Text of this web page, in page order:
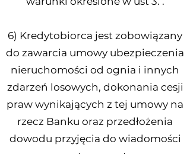
6) Kredytobiorca jest zobowiązany
do zawarcia umowy ubezpieczenia
nieruchomości od ognia i innych
zdarzeń losowych, dokonania cesji
praw wynikających z tej umowy na
rzecz Banku oraz przedłożenia
dowodu przyjęcia do wiadomości